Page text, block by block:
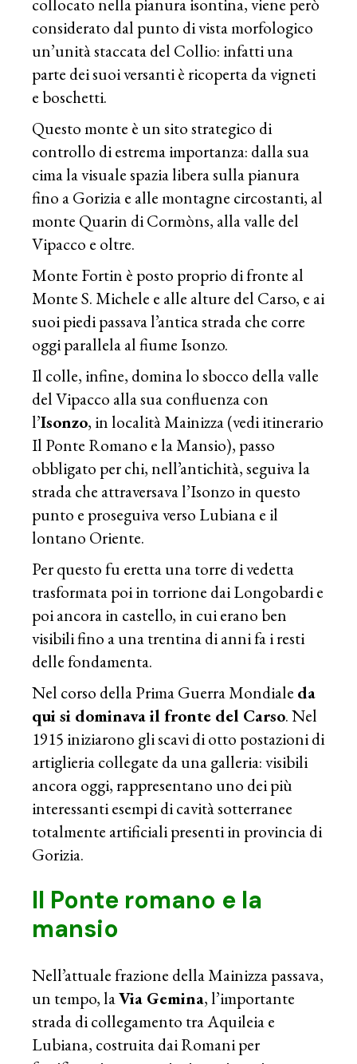
considerato dal punto di vista morfologico
un’unità staccata del Collio: infatti una
parte dei suoi versanti è ricoperta da vigneti
e boschetti.
Questo monte è un sito strategico di
controllo di estrema importanza: dalla sua
cima la visuale spazia libera sulla pianura
fino a Gorizia e alle montagne circostanti, al
monte Quarin di Cormòns, alla valle del
Vipacco e oltre.
Monte Fortin è posto proprio di fronte al
Monte S. Michele e alle alture del Carso, e ai
suoi piedi passava l’antica strada che corre
oggi parallela al fiume Isonzo.
Il colle, infine, domina lo sbocco della valle
del Vipacco alla sua confluenza con
l’Isonzo, in località Mainizza (vedi itinerario
Il Ponte Romano e la Mansio), passo
obbligato per chi, nell’antichità, seguiva la
strada che attraversava l’Isonzo in questo
punto e proseguiva verso Lubiana e il
lontano Oriente.
Per questo fu eretta una torre di vedetta
trasformata poi in torrione dai Longobardi e
poi ancora in castello, in cui erano ben
visibili fino a una trentina di anni fa i resti
delle fondamenta.
Nel corso della Prima Guerra Mondiale da
qui si dominava il fronte del Carso. Nel
1915 iniziarono gli scavi di otto postazioni di
artiglieria collegate da una galleria: visibili
ancora oggi, rappresentano uno dei più
interessanti esempi di cavità sotterranee
totalmente artificiali presenti in provincia di
Gorizia.
Il Ponte romano e la
mansio
Nell’attuale frazione della Mainizza passava,
un tempo, laVia Gemina, l’importante
strada di collegamento tra Aquileia e
Lubiana, costruita dai Romani per